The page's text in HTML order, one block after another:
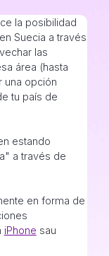
la posibilidad
Suecia a través
las
área (hasta
una opción
tu país de
estando
a través de
en forma de
iPhone sau